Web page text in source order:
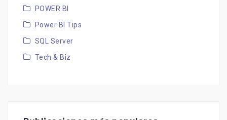
POWER BI
Power BI Tips
SQL Server
Tech & Biz